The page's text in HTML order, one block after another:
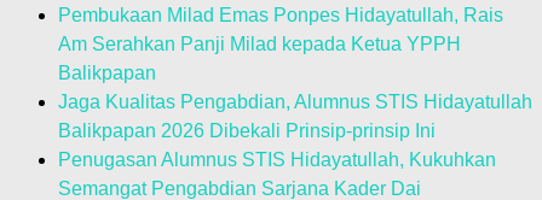
Pembukaan Milad Emas Ponpes Hidayatullah, Rais
Am Serahkan Panji Milad kepada Ketua YPPH
Balikpapan
Jaga Kualitas Pengabdian, Alumnus STIS Hidayatullah
Balikpapan 2026 Dibekali Prinsip-prinsip Ini
Penugasan Alumnus STIS Hidayatullah, Kukuhkan
Semangat Pengabdian Sarjana Kader Dai